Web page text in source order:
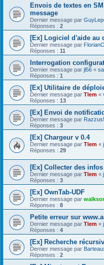
Envois de textes en
message
Dernier message par
Réponses : 2
[Ex] Logiciel d'aide au
Dernier message par
Réponses : 11
Interrogation
Dernier message par jl56 «
Réponses : 1
[Ex] Utilitaire de
Dernier message par Tlem «
Réponses : 13
[Ex] Envoi de
Dernier message par
Réponses : 3
[Ex] Chargeur v 0.4
Dernier message par Tlem «
Réponses : 29
[Ex] Collecter des
Dernier message par Tlem «
Réponses : 3
[Ex] OwnTab-UDF
Dernier message par
Réponses : 8
Petite erreur sur
Dernier message par Tlem «
Réponses : 4
[Ex] Recherche
Dernier message par
Réponses : 2